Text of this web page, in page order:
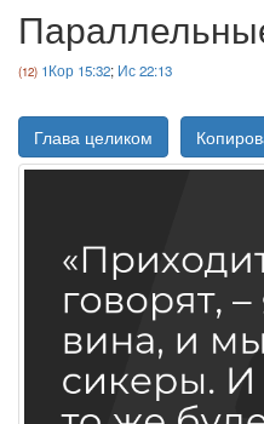
1Кор 15:32; Ис 22:13
Глава целиком